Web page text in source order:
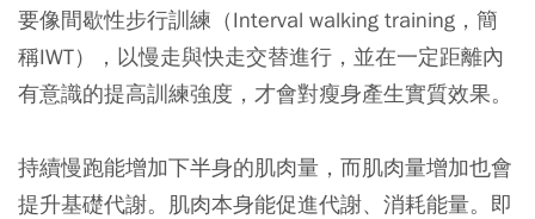
要像間歇性步行訓練（Interval walking training，簡
稱IWT），以慢走與快走交替進行，並在一定距離內
有意識的提高訓練強度，才會對瘦身產生實質效果。
持續慢跑能增加下半身的肌肉量，而肌肉量增加也會
提升基礎代謝。肌肉本身能促進代謝、消耗能量。即